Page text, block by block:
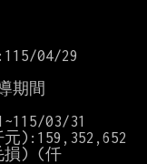
04/29
期間
03/31
元):159,352,652
損) (仟